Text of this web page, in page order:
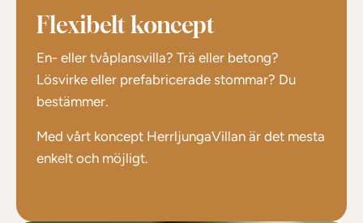
Flexibelt koncept
En- eller tvåplansvilla? Trä eller betong?
Lösvirke eller prefabricerade stommar? Du
bestämmer.
Med vårt koncept HerrljungaVillan är det mesta
enkelt och möjligt.